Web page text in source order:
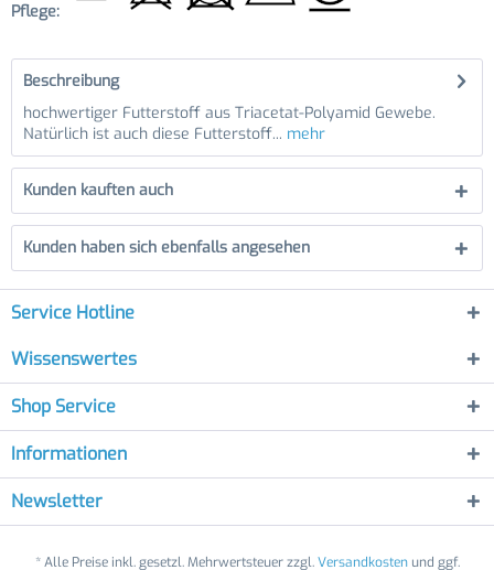
Pflege:
Beschreibung
hochwertiger Futterstoff aus Triacetat-Polyamid Gewebe.
Natürlich ist auch diese Futterstoff... mehr
Kunden kauften auch
Kunden haben sich ebenfalls angesehen
Service Hotline
Wissenswertes
Shop Service
Informationen
Newsletter
* Alle Preise inkl. gesetzl. Mehrwertsteuer zzgl.Versandkostenund ggf.